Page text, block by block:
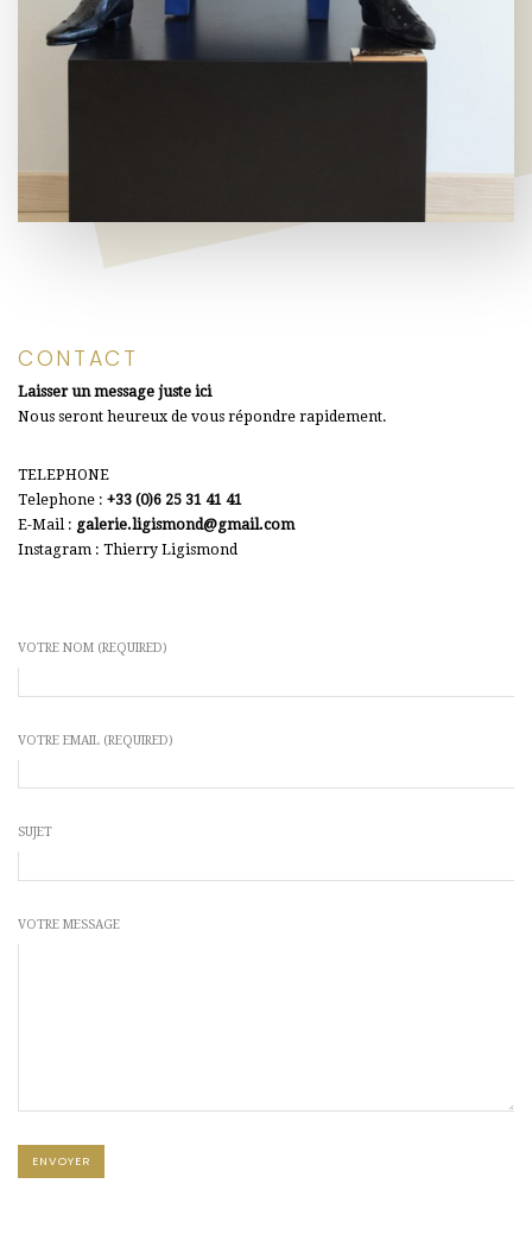
CONTACT
Laisser un message juste ici
Nous seront heureux de vous répondre rapidement.
TELEPHONE
Telephone : +33 (0)6 25 31 41 41
E-Mail : galerie.ligismond@gmail.com
Instagram : Thierry Ligismond
VOTRE NOM (REQUIRED)
VOTRE EMAIL (REQUIRED)
SUJET
VOTRE MESSAGE